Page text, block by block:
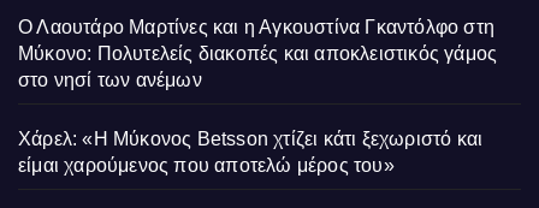
Ο Λαουτάρο Μαρτίνες και η Αγκουστίνα Γκαντόλφο στη
Μύκονο: Πολυτελείς διακοπές και αποκλειστικός γάμος
στο νησί των ανέμων
Χάρελ: «Η Μύκονος Betsson χτίζει κάτι ξεχωριστό και
είμαι χαρούμενος που αποτελώ μέρος του»